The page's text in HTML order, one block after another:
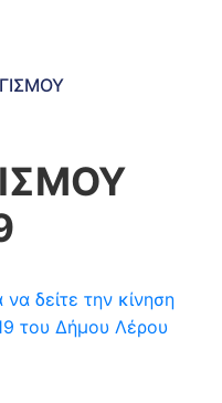
δείτε την κίνηση
του Δήμου Λέρου